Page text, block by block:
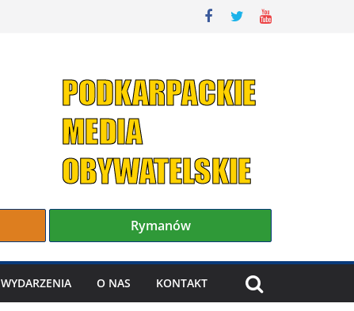
Rymanów
WYDARZENIA O NAS KONTAKT